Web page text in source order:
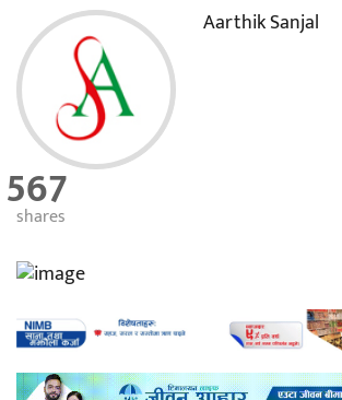
Aarthik Sanjal
567
shares